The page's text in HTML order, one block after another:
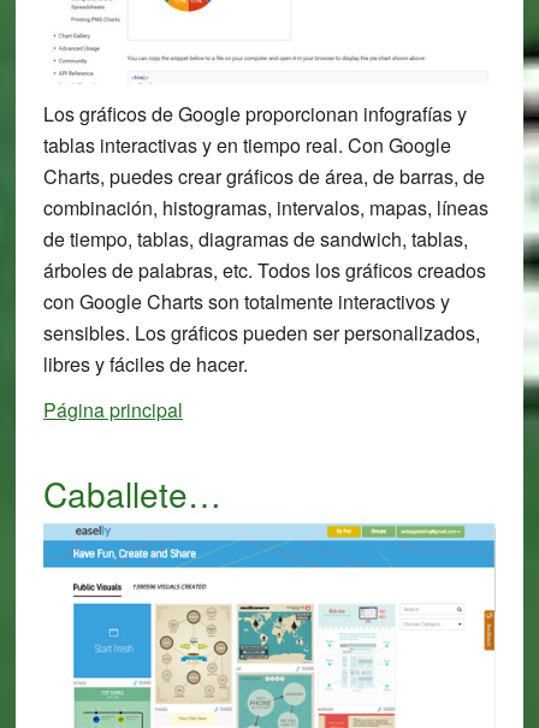
Los gráficos de Google proporcionan infografías y
tablas interactivas y en tiempo real. Con Google
Charts, puedes crear gráficos de área, de barras, de
combinación, histogramas, intervalos, mapas, líneas
de tiempo, tablas, diagramas de sandwich, tablas,
árboles de palabras, etc. Todos los gráficos creados
con Google Charts son totalmente interactivos y
sensibles. Los gráficos pueden ser personalizados,
libres y fáciles de hacer.
Página principal
Caballete…